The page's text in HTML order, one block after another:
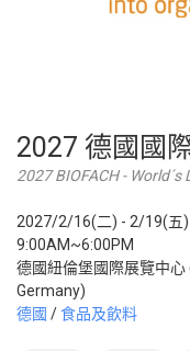
2027 德國國
2027 BIOFACH -
2027/2/16(二) - 2/19(五)
9:00AM~6:00PM
德國紐倫堡國際展覽中
Germany)
德國 /食品及飲料